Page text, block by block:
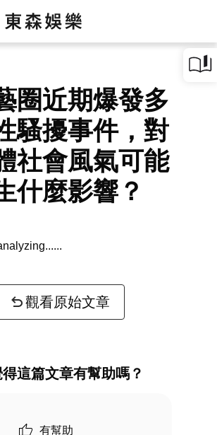
圈近期爆發多
騷擾事件，對
社會風氣可能
什麼影響？
觀看原始文章
這篇文章有幫助嗎？
有幫助